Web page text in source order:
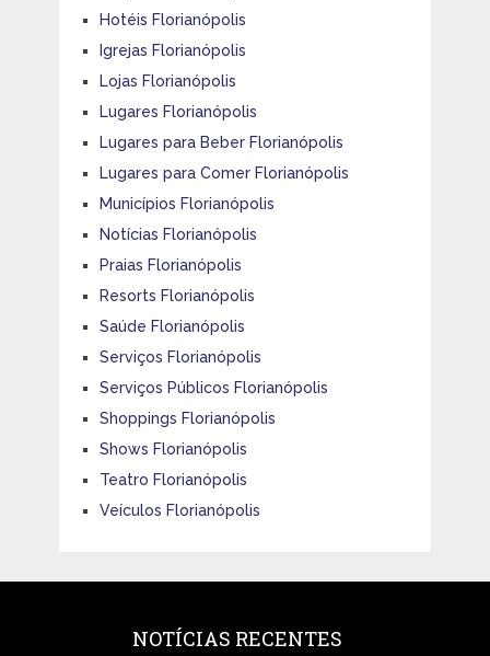
Hotéis Florianópolis
Igrejas Florianópolis
Lojas Florianópolis
Lugares Florianópolis
Lugares para Beber Florianópolis
Lugares para Comer Florianópolis
Municípios Florianópolis
Notícias Florianópolis
Praias Florianópolis
Resorts Florianópolis
Saúde Florianópolis
Serviços Florianópolis
Serviços Públicos Florianópolis
Shoppings Florianópolis
Shows Florianópolis
Teatro Florianópolis
Veículos Florianópolis
NOTÍCIAS RECENTES